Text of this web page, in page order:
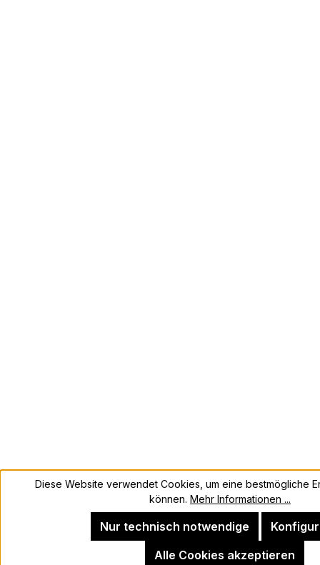
Diese Website verwendet Cookies, um eine bestmögliche
können. Mehr Informationen ...
Nur technisch notwendige
Alle Cookies akzeptieren